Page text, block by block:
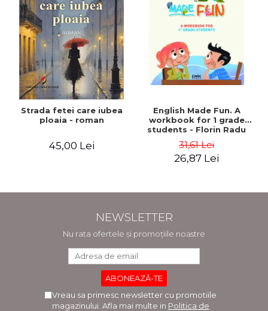
Strada fetei care iubea
ploaia - roman
45,00 Lei
English Made Fun. A
workbook for 1 grade
students - Florin Radu
31,61 Lei
26,87 Lei
NEWSLETTER
Nu rata ofertele și promoțiile noastre
Vreau sa primesc newsletter cu promotiile
magazinului. Afla mai multe in Politica de